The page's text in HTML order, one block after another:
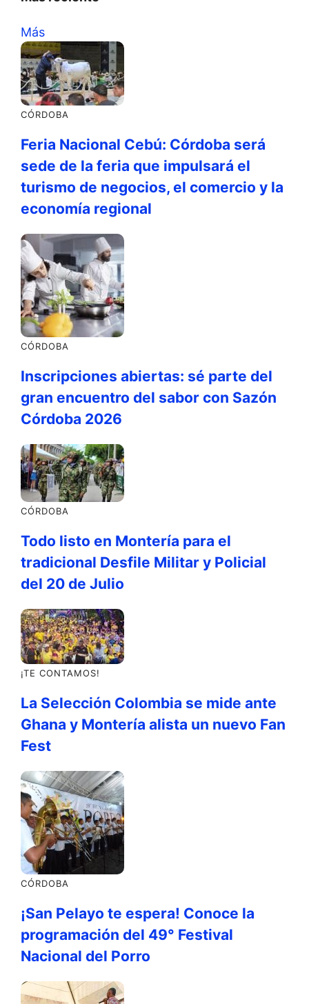
Más
CÓRDOBA
Feria Nacional Cebú: Córdoba será
sede de la feria que impulsará el
turismo de negocios, el comercio y la
economía regional
CÓRDOBA
Inscripciones abiertas: sé parte del
gran encuentro del sabor con Sazón
Córdoba 2026
CÓRDOBA
Todo listo en Montería para el
tradicional Desfile Militar y Policial
del 20 de Julio
¡TE CONTAMOS!
La Selección Colombia se mide ante
Ghana y Montería alista un nuevo Fan
Fest
CÓRDOBA
¡San Pelayo te espera! Conoce la
programación del 49° Festival
Nacional del Porro